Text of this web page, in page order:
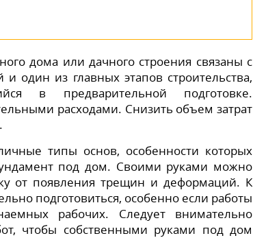
дома или дачного строения связаны с
один из главных этапов строительства,
в предварительной подготовке.
расходами. Снизить объем затрат
типы основ, особенности которых
под дом. Своими руками можно
от появления трещин и деформаций. К
подготовиться, особенно если работы
рабочих. Следует внимательно
чтобы собственными руками под дом